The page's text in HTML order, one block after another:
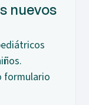
nuevos
formulario